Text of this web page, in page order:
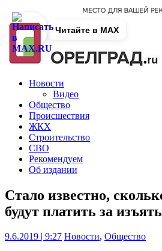
Новости
Видео
Общество
Происшествия
ЖКХ
Строительство
СВО
Рекомендуем
Об издании
Стало известно,
будут платить за
9.6.2019 | 9:27 Новости, Общество
Читайте в MAX